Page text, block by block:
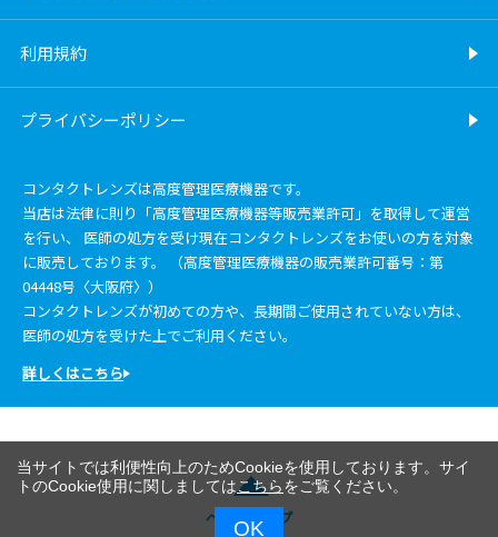
利用規約
プライバシーポリシー
コンタクトレンズは高度管理医療機器です。
当店は法律に則り「高度管理医療機器等販売業許可」を取得して運営
を行い、 医師の処方を受け現在コンタクトレンズをお使いの方を対象
に販売しております。 （高度管理医療機器の販売業許可番号：第
04448号〈大阪府〉）
コンタクトレンズが初めての方や、長期間ご使用されていない方は、
医師の処方を受けた上でご利用ください。
詳しくはこちら
ページトップ
当サイトでは利便性向上のためCookieを使用しております。サイ
トのCookie使用に関しましてはこちらをご覧ください。
OK